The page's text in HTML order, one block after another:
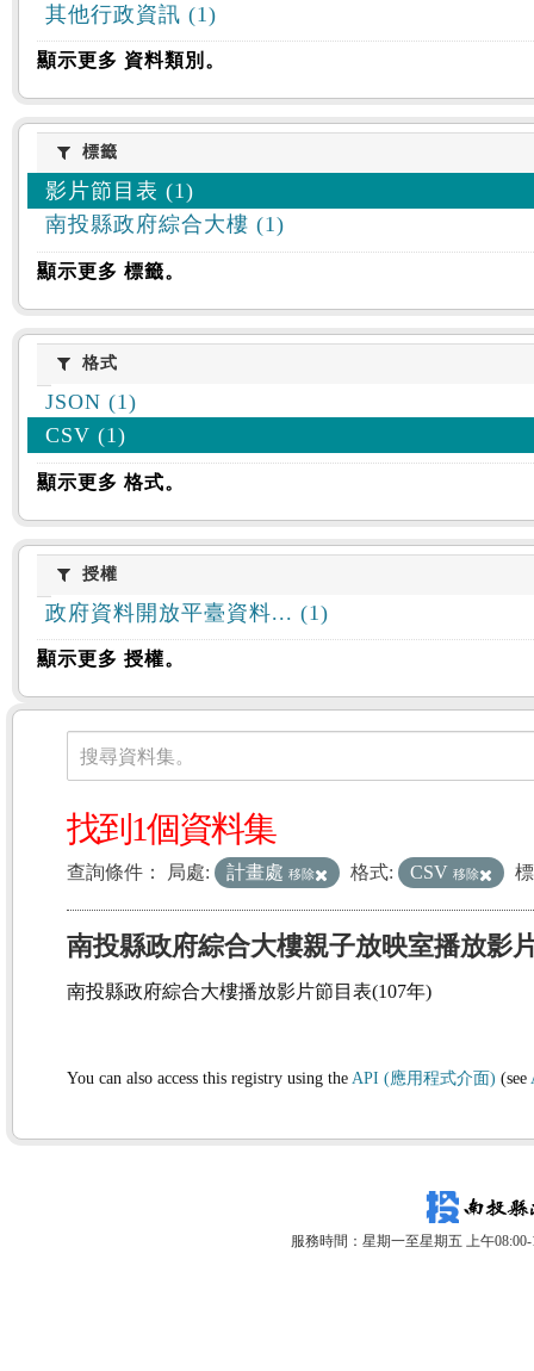
其他行政資訊 (1)
顯示更多 資料類別。
標籤標籤
影片節目表 (1)
南投縣政府綜合大樓 (1)
顯示更多 標籤。
格式格式
JSON (1)
CSV (1)
顯示更多 格式。
授權授權
政府資料開放平臺資料... (1)
顯示更多 授權。
資料集
搜尋資料集。
找到1個資料集
查詢條件： 局處: 計畫處 移除 格式: CSV 移除
南投縣政府綜合大樓親子放映室播放影
南投縣政府綜合大樓播放影片節目表(107年)
You can also access this registry using the API (應用程式介面) (see
服務時間：星期一至星期五 上午